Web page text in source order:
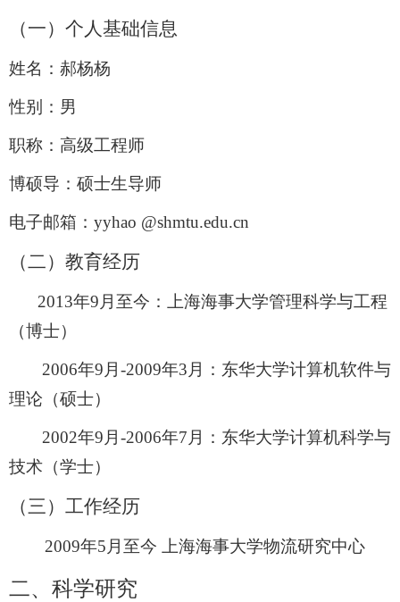
（一）个人基础信息
姓名：郝杨杨
性别：男
职称：高级工程师
博硕导 ：硕士生导师
电子邮箱： yyhao @shmtu.edu.cn
（二）教育经历
2013年9 月至今：上海海事大学管理科学与工程
（博士）
2006年9 月 -2009年3 月：东华大学计算机软件与
理论（硕士）
2002年9 月 -2006年7 月：东华大学计算机科学与
技术（学士）
（三）工作经历
2009年5 月至今 上海海事大学物流研究中心
二、科学研究